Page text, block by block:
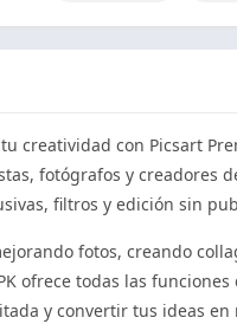
creatividad con Picsart
fotógrafos y creadores
filtros y edición sin
fotos, creando
ofrece todas las
y convertir tus ideas en